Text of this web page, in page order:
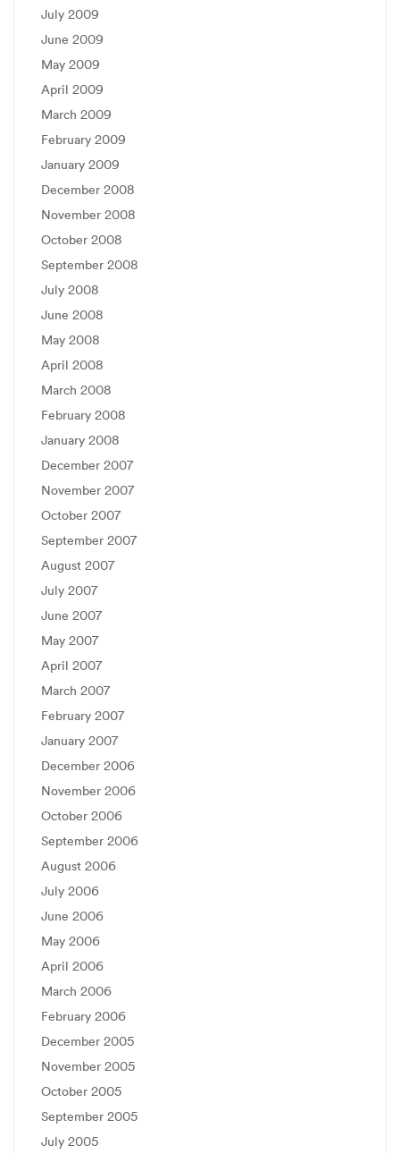
July 2009
June 2009
May 2009
April 2009
March 2009
February 2009
January 2009
December 2008
November 2008
October 2008
September 2008
July 2008
June 2008
May 2008
April 2008
March 2008
February 2008
January 2008
December 2007
November 2007
October 2007
September 2007
August 2007
July 2007
June 2007
May 2007
April 2007
March 2007
February 2007
January 2007
December 2006
November 2006
October 2006
September 2006
August 2006
July 2006
June 2006
May 2006
April 2006
March 2006
February 2006
December 2005
November 2005
October 2005
September 2005
July 2005